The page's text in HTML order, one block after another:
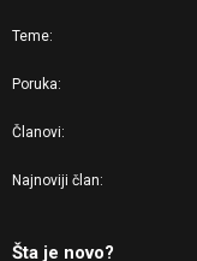
Teme
Poruka
Članovi
Najnoviji član
Šta je novo?